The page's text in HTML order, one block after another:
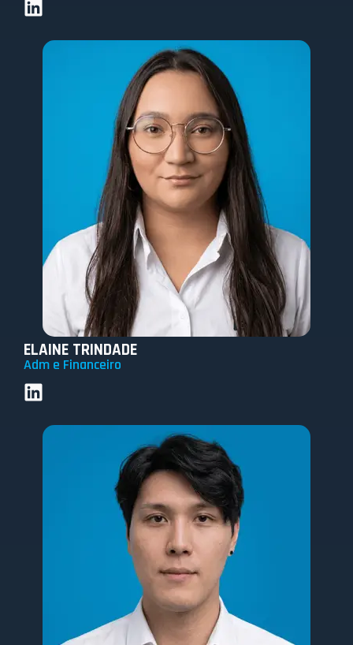
ELAINE TRINDADE
Adm e Financeiro